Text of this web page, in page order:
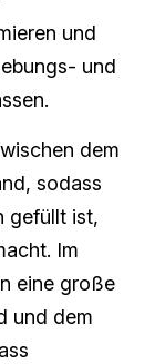
und
und
dem
sodass
gefüllt ist,
Im
eine große
und dem